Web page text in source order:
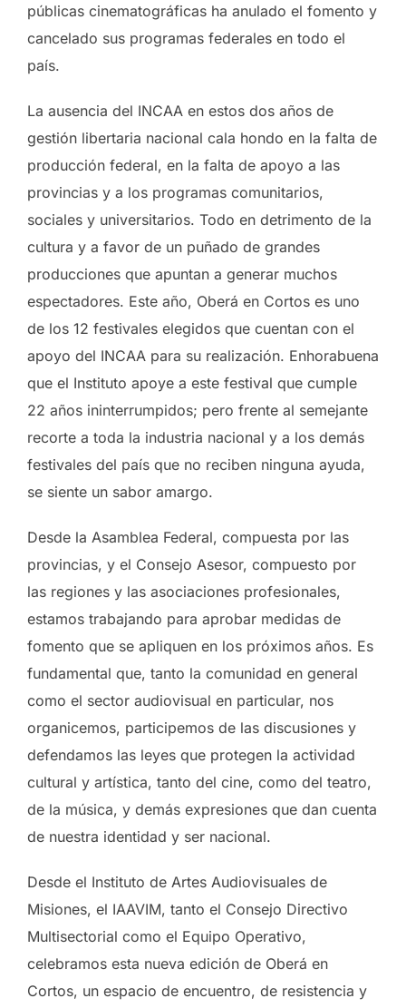
públicas cinematográficas ha anulado el fomento y
cancelado sus programas federales en todo el
país.
La ausencia del INCAA en estos dos años de
gestión libertaria nacional cala hondo en la falta de
producción federal, en la falta de apoyo a las
provincias y a los programas comunitarios,
sociales y universitarios. Todo en detrimento de la
cultura y a favor de un puñado de grandes
producciones que apuntan a generar muchos
espectadores. Este año, Oberá en Cortos es uno
de los 12 festivales elegidos que cuentan con el
apoyo del INCAA para su realización. Enhorabuena
que el Instituto apoye a este festival que cumple
22 años ininterrumpidos; pero frente al semejante
recorte a toda la industria nacional y a los demás
festivales del país que no reciben ninguna ayuda,
se siente un sabor amargo.
Desde la Asamblea Federal, compuesta por las
provincias, y el Consejo Asesor, compuesto por
las regiones y las asociaciones profesionales,
estamos trabajando para aprobar medidas de
fomento que se apliquen en los próximos años. Es
fundamental que, tanto la comunidad en general
como el sector audiovisual en particular, nos
organicemos, participemos de las discusiones y
defendamos las leyes que protegen la actividad
cultural y artística, tanto del cine, como del teatro,
de la música, y demás expresiones que dan cuenta
de nuestra identidad y ser nacional.
Desde el Instituto de Artes Audiovisuales de
Misiones, el IAAVIM, tanto el Consejo Directivo
Multisectorial como el Equipo Operativo,
celebramos esta nueva edición de Oberá en
Cortos, un espacio de encuentro, de resistencia y